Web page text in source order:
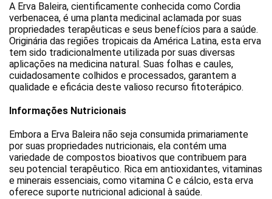
A Erva Baleira, cientificamente conhecida como Cordia
verbenacea, é uma planta medicinal aclamada por suas
propriedades terapêuticas e seus benefícios para a saúde.
Originária das regiões tropicais da América Latina, esta erva
tem sido tradicionalmente utilizada por suas diversas
aplicações na medicina natural. Suas folhas e caules,
cuidadosamente colhidos e processados, garantem a
qualidade e eficácia deste valioso recurso fitoterápico.
Informações Nutricionais
Embora a Erva Baleira não seja consumida primariamente
por suas propriedades nutricionais, ela contém uma
variedade de compostos bioativos que contribuem para
seu potencial terapêutico. Rica em antioxidantes, vitaminas
e minerais essenciais, como vitamina C e cálcio, esta erva
oferece suporte nutricional adicional à saúde.